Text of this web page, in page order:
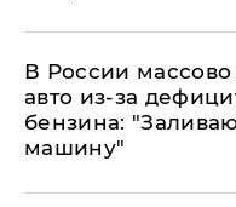
В России
авто из-за
бензина:
машину"